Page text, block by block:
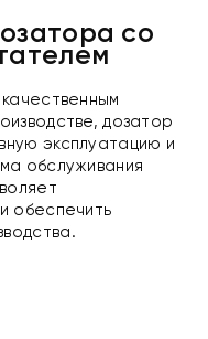
со
дозатор
эксплуатацию и
обслуживания
обеспечить